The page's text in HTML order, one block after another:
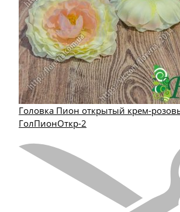
Головка Пион открытый крем-
ГолПионОткр-2